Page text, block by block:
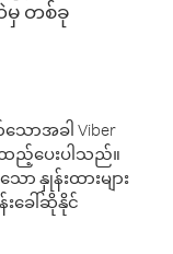
မှ တစ်ခု
ာအခါ Viber
ပေးပါသည်။
နှုန်းထားများ
ခေါ်ဆိုနိုင်